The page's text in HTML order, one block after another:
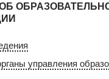
управления